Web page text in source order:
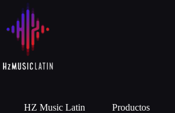
HZ Music Latin Productos